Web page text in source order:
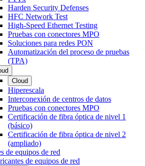
Harden Security Defenses
HFC Network Test
High-Speed Ethernet Testing
Pruebas con conectores MPO
Soluciones para redes PON
Automatización del proceso de pruebas
(TPA)
Cloud
Hiperescala
Interconexión de centros de datos
Pruebas con conectores MPO
Certificación de fibra óptica de nivel 1
(básico)
Certificación de fibra óptica de nivel 2
(ampliado)
de equipos de red
de equipos de red